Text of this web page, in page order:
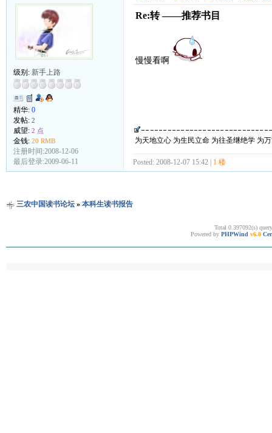
级别: 新手上路
精华: 0
发帖: 2
威望: 2 点
金钱: 20 RMB
注册时间:2008-12-06
最后登录:2009-06-11
Re:转 ——推荐书目
慢慢看啊
为天地立心 为生民立命 为往圣继绝学 为
Posted: 2008-12-07 15:42 | 1 楼
三农中国读书论坛» 本科生读书报告
Total 0.397092(s)
Powered by PHPWind v6.0